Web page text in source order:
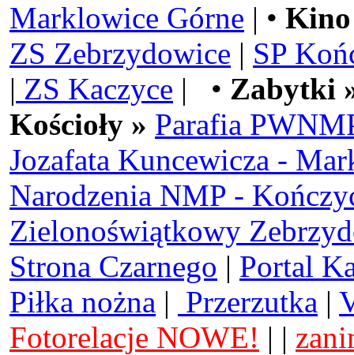
Marklowice Górne | •
ZS Zebrzydowice | SP
| ZS Kaczyce | • Zabytki
Kościoły » Parafia
Jozafata Kuncewicza -
Narodzenia NMP -
Zielonoświątkowy
Strona Czarnego | Portal
Piłka nożna | Przerzutka |
Fotorelacje NOWE! | |